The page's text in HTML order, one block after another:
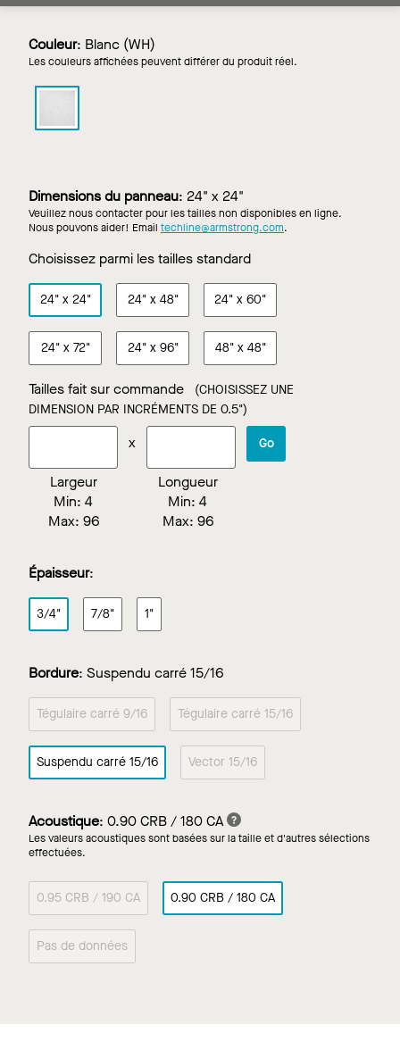
Couleur: Blanc (WH)
Les couleurs affichées peuvent différer du produit réel.
base
dans
Blanc
Dimensions du panneau: 24" x 24"
Veuillez nous contacter pour les tailles non disponibles en ligne.
Nous pouvons aider! Email techline@armstrong.com.
Choisissez parmi les tailles standard
24"x 24" 24"x 48" 24" x 60"
24"x 72" 24"x 96" 48"x 48"
Tailles fait sur commande
(CHOISISSEZ UNE
DIMENSION PAR INCRÉMENTS DE 0.5")
x Go
Largeur
Min: 4
Max: 96
Longueur
Min: 4
Max: 96
Épaisseur:
3/4" 7/8" 1"
Bordure: Suspendu carré 15/16
Tégulaire carré 9/16 Tégulaire carré 15/16
Suspendu carré 15/16 Vector 15/16
Acoustique: 0.90 CRB / 180 CA
Les valeurs acoustiques sont basées sur la taille et d'autres sélections
effectuées.
0.95 CRB / 190 CA 0.90 CRB / 180 CA
Pas de données